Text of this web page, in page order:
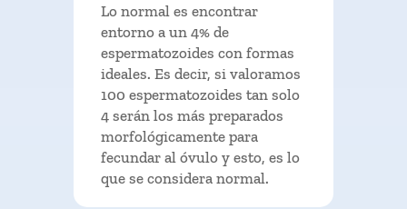
Lo normal es encontrar
entorno a un 4% de
espermatozoides con formas
ideales. Es decir, si valoramos
100 espermatozoides tan solo
4 serán los más preparados
morfológicamente para
fecundar al óvulo y esto, es lo
que se considera normal.